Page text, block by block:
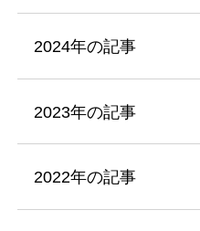
2024年の記事
2023年の記事
2022年の記事